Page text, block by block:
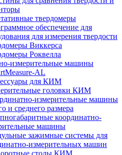
твердомеры
обеспечение для
для измерения твердости
Виккерса
Роквелла
измерительные машины
AL
для КИМ
головки КИМ
измерительные машины
и среднего размера
координатно-
машины
зажимные системы для
измерительных машин
столы КИМ